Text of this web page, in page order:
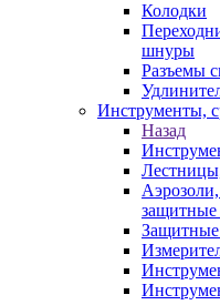
Колодки
шнуры
Разъемы
Инструменты,
Назад
защитные
Защитные